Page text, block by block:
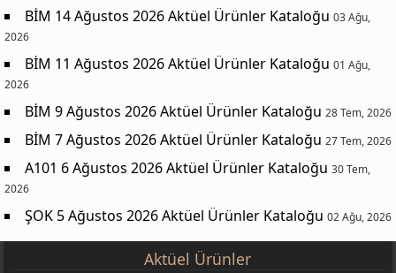
BİM 14 Ağustos 2026 Aktüel Ürünler Kataloğu 03 Ağu,
2026
BİM 11 Ağustos 2026 Aktüel Ürünler Kataloğu 01 Ağu,
2026
BİM 9 Ağustos 2026 Aktüel Ürünler Kataloğu 28 Tem, 2026
BİM 7 Ağustos 2026 Aktüel Ürünler Kataloğu 27 Tem, 2026
A101 6 Ağustos 2026 Aktüel Ürünler Kataloğu 30 Tem,
2026
ŞOK 5 Ağustos 2026 Aktüel Ürünler Kataloğu 02 Ağu, 2026
Aktüel Ürünler